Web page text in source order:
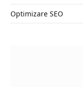
Optimizare SEO